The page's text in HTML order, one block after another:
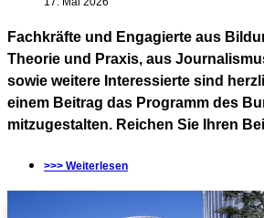
Fachkräfte und Engagierte aus
Theorie und Praxis, aus
sowie weitere Interessierte sind
einem Beitrag das Programm des
mitzugestalten. Reichen Sie Ihren
>>> Weiterlesen